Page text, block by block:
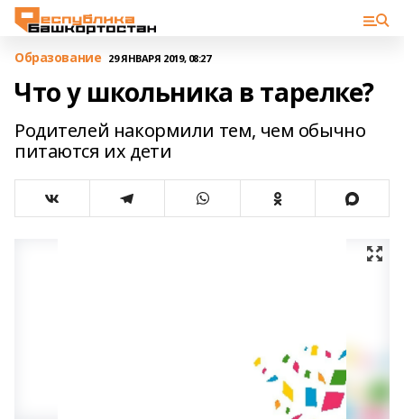
Образование 29 ЯНВАРЯ 2019, 08:27
Что у школьника в тарелке?
Родителей накормили тем, чем обычно
питаются их дети